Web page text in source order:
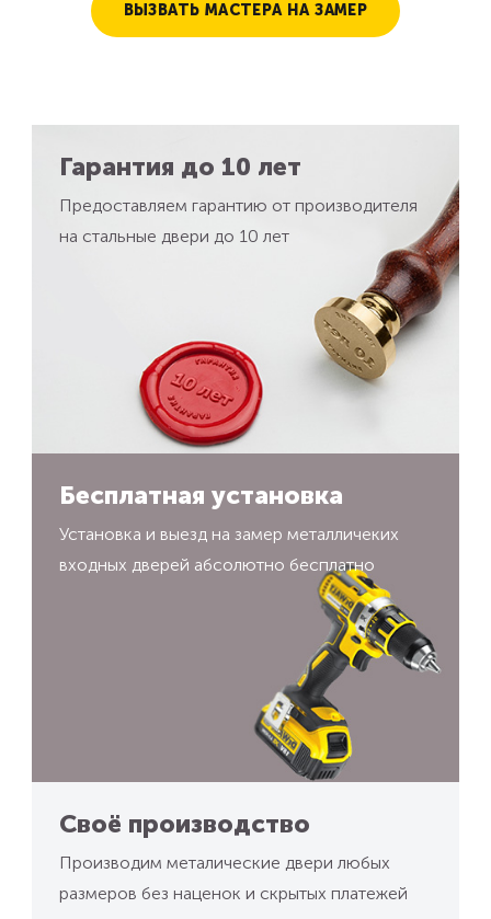
ВЫЗВАТЬ МАСТЕРА НА ЗАМЕР
Гарантия до 10 лет
Предоставляем гарантию от производителя
на стальные двери до 10 лет
Бесплатная установка
Установка и выезд на замер металличеких
входных дверей абсолютно бесплатно
Своё производство
Производим металические двери любых
размеров без наценок и скрытых платежей